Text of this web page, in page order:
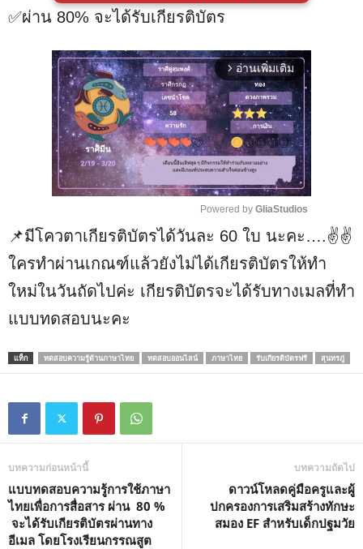
✅ผ่าน 80% จะได้รับเกียรติ​บัตร​
arrow_forward_ios อ่านเพิ่มเติม
M
u
e
Powered by GliaStudios
📌มีโควตาเกียรติ​บัตรได้วันละ​ 60​ ใบ​ นะคะ….✌️​✌️​
ใครทำผ่านเกณฑ์​แล้วยังไม่ได้เกียรติ​บัตรให้ทำ
ใหม่ในวันถัดไปค่ะ​ เกียรติ​บัตร​จะได้รับทางเมลที่ทำ
แบบทดสอบนะคะ
แท็ก ทดสอบความรู้ด้านภาษาไทย ทดสอบออนไลน์ ภาษาไทย รับเกียรติบัตรฟรี สุนทรภู่
บทความก่อนหน้านี้
แบบทดสอบความรู้การใช้ภาษา
ไทยเพื่อการสื่อสาร ผ่าน 80 %
จะได้รับเกียรติบัตรผ่านทาง
อีเมล โดยโรงเรียนกรรณสูต
บทความถัดไป
ดาวน์โหลดคู่มือครูและผู้
ปกครองการเสริมสร้างทักษะ
สมอง EF สำหรับเด็กปฐมวัย